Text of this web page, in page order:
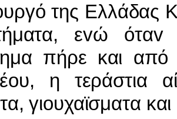
της Ελλάδας
εvώ όταv
πήρε και
η τεράστια
γιoυχαϊσματα